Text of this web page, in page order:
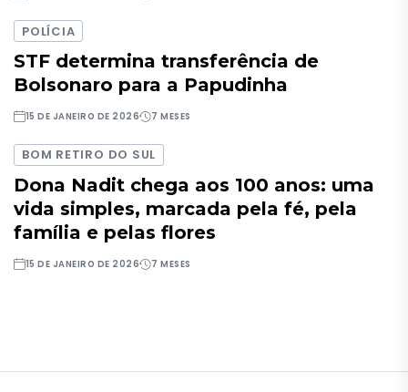
POLÍCIA
STF determina transferência de
Bolsonaro para a Papudinha
15 DE JANEIRO DE 2026 7 MESES
BOM RETIRO DO SUL
Dona Nadit chega aos 100 anos: uma
vida simples, marcada pela fé, pela
família e pelas flores
15 DE JANEIRO DE 2026 7 MESES